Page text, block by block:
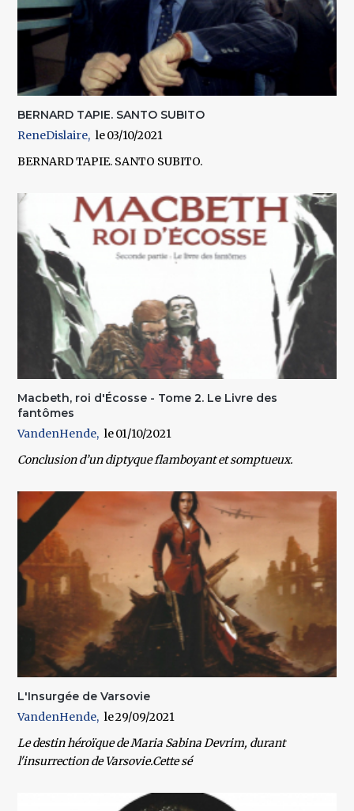
BERNARD TAPIE. SANTO SUBITO
ReneDislaire
03/10/2021
BERNARD TAPIE. SANTO SUBITO.
Macbeth, roi d'Écosse - Tome 2. Le Livre des
fantômes
VandenHende
01/10/2021
Conclusion d’un diptyque flamboyant et somptueux.
L'Insurgée de Varsovie
VandenHende
29/09/2021
Le destin héroïque de Maria Sabina Devrim, durant
l'insurrection de Varsovie.Cette sé